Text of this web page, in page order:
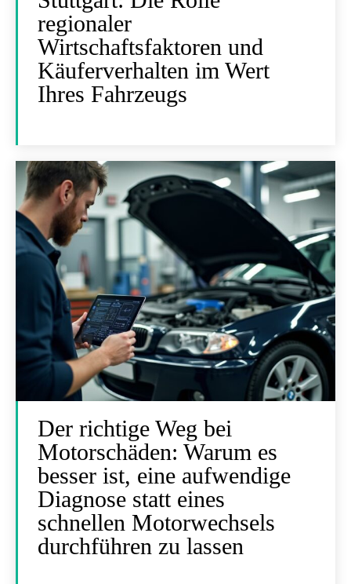
regionaler
Wirtschaftsfaktoren und
Käuferverhalten im Wert
Ihres Fahrzeugs
Der richtige Weg bei
Motorschäden: Warum es
besser ist, eine aufwendige
Diagnose statt eines
schnellen Motorwechsels
durchführen zu lassen